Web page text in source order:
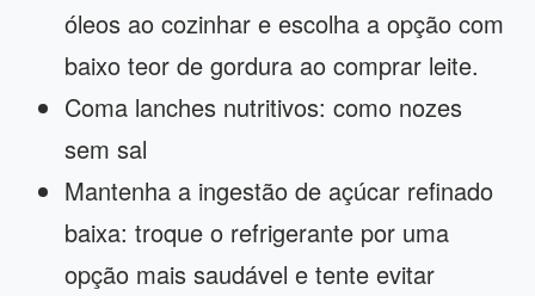
óleos ao cozinhar e escolha a opção com
baixo teor de gordura ao comprar leite.
Coma lanches nutritivos: como nozes
sem sal
Mantenha a ingestão de açúcar refinado
baixa: troque o refrigerante por uma
opção mais saudável e tente evitar